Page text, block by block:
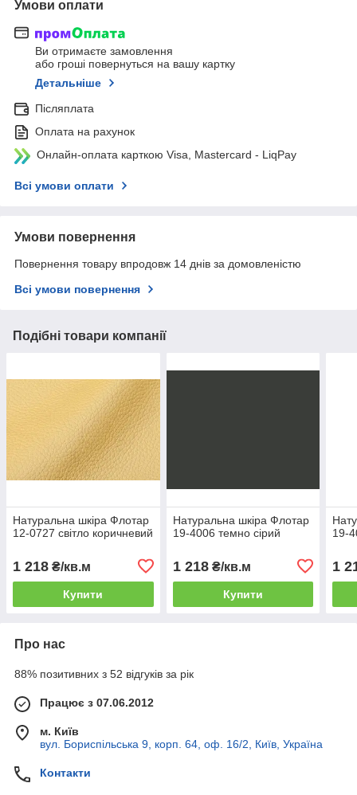
Умови оплати
Ви отримаєте замовлення
або гроші повернуться на вашу картку
Детальніше
Післяплата
Оплата на рахунок
Онлайн-оплата карткою Visa, Mastercard - LiqPay
Всі умови оплати
Умови повернення
Повернення товару впродовж 14 днів за домовленістю
Всі умови повернення
Подібні товари компанії
Натуральна шкіра Флотар
12-0727 світло коричневий
1 218 ₴/кв.м
Купити
Натуральна шкіра Флотар
19-4006 темно сірий
1 218₴/кв.м
Купити
19-
1
Про нас
88% позитивних з 52 відгуків за рік
Працює з 07.06.2012
м. Київ
вул. Бориспільська 9, корп. 64, оф. 16/2, Київ, Україна
Контакти